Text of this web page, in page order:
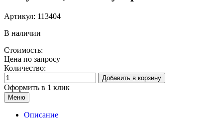
Артикул: 113404
В наличии
Стоимость:
Цена по запросу
Количество:
Добавить в корзину
Оформить в 1 клик
Меню
Описание